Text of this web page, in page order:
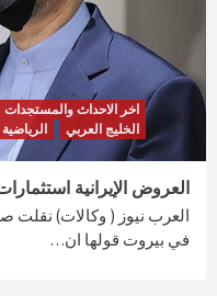
اخر الاحداث والمستجدات
الخليج العربي
العروض الإيرانية
العرب نيوز ( وكالات) نقلت
في بيروت قولها ان…